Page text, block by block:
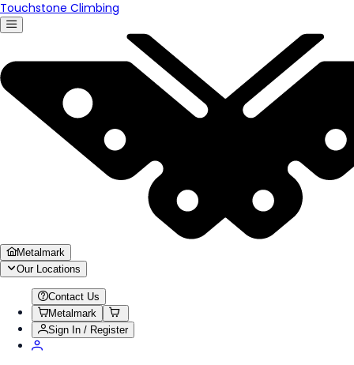
Touchstone Climbing
Metalmark
Our Locations
Contact Us
Metalmark
Sign In / Register